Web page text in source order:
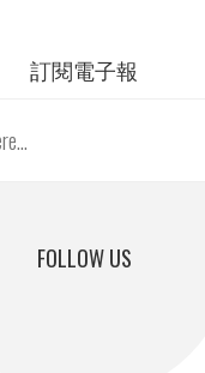
訂閱電子報
FOLLOW US